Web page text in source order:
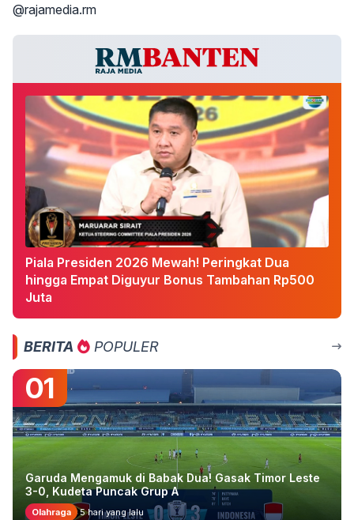
@rajamedia.rm
Piala Presiden 2026 Mewah! Peringkat Dua
hingga Empat Diguyur Bonus Tambahan Rp500
Juta
BERITA POPULER
01
Garuda Mengamuk di Babak Dua! Gasak Timor Leste
3-0, Kudeta Puncak Grup A
Olahraga 5 hari yang lalu